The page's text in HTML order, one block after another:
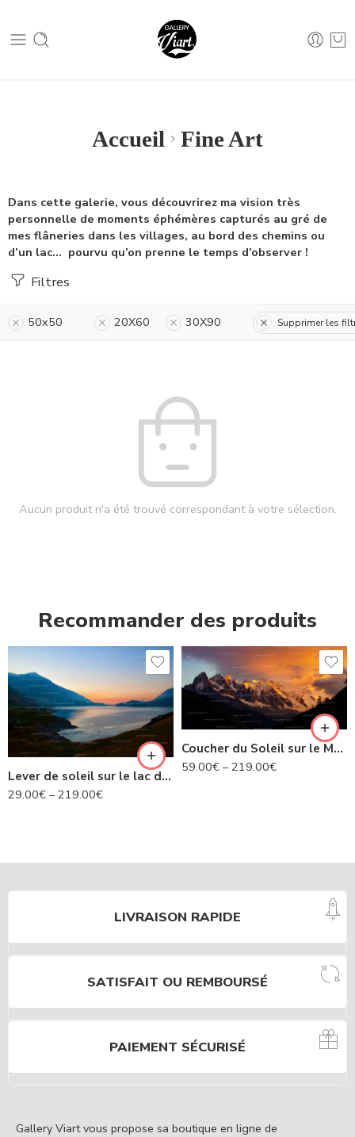
04 79 05 07 62
Accueil Fine Art
Dans cette galerie, vous découvrirez ma vision très
personnelle de moments éphémères capturés au gré de
mes flâneries dans les villages, au bord des chemins ou
d’un lac… pourvu qu’on prenne le temps d’observer !
Filtres
50x50 20X60 30X90 Supprimer les
Aucun produit n'a été trouvé correspondant à votre sélection.
Recommander des produits
Lever de soleil sur le lac du Mont Cenis – Savoie N°452
29.00€ –219.00€
Coucher du Soleil sur le Mont Blanc
59.00€ –219.00€
LIVRAISON RAPIDE
SATISFAIT OU REMBOURSÉ
PAIEMENT SÉCURISÉ
Gallery Viart vous propose sa boutique en ligne de